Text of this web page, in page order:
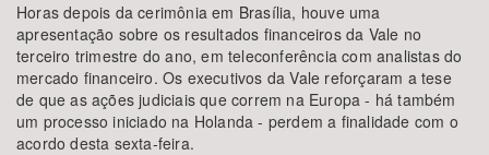
Horas depois da cerimônia em Brasília, houve uma
apresentação sobre os resultados financeiros da Vale no
terceiro trimestre do ano, em teleconferência com analistas do
mercado financeiro. Os executivos da Vale reforçaram a tese
de que as ações judiciais que correm na Europa - há também
um processo iniciado na Holanda - perdem a finalidade com o
acordo desta sexta-feira.